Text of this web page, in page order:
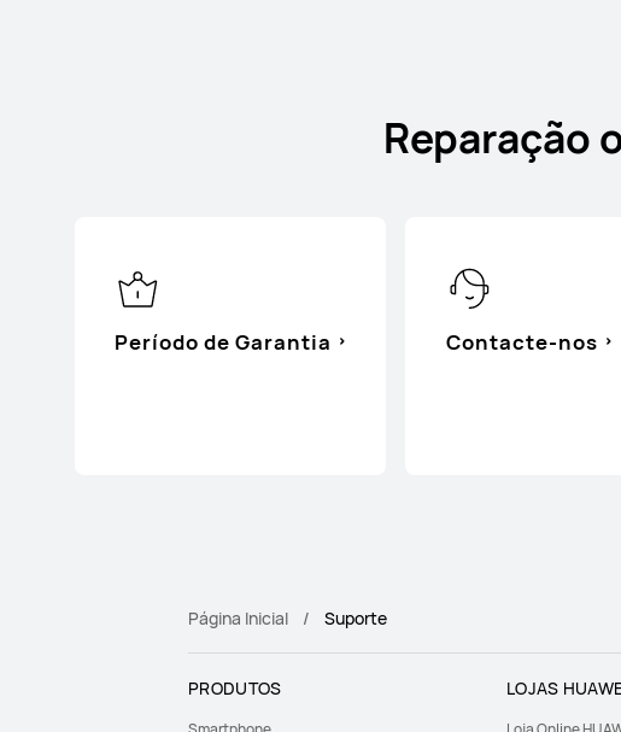
Reparação
Período de Garantia Contacte-nos
Página Inicial Suporte
PRODUTOS LOJAS